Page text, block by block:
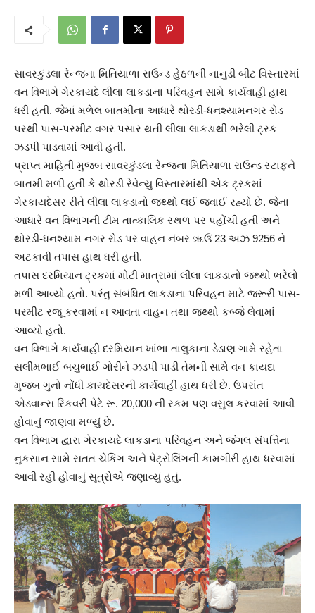
સાવરકુંડલા રેન્જના મિતિયાળા રાઉન્ડ હેઠળની નાનુડી બીટ વિસ્તારમાં
વન વિભાગે ગેરકાયદે લીલા લાકડાના પરિવહન સામે કાર્યવાહી હાથ
ધરી હતી. જેમાં મળેલ બાતમીના આધારે થોરડી-ધનશ્યામનગર રોડ
પરથી પાસ-પરમીટ વગર પસાર થતી લીલા લાકડાથી ભરેલી ટ્રક
ઝડપી પાડવામાં આવી હતી.
પ્રાપ્ત માહિતી મુજબ સાવરકુંડલા રેન્જના મિતિયાળા રાઉન્ડ સ્ટાફને
બાતમી મળી હતી કે થોરડી રેવેન્યુ વિસ્તારમાંથી એક ટ્રકમાં
ગેરકાયદેસર રીતે લીલા લાકડાનો જથ્થો લઈ જવાઈ રહ્યો છે. જેના
આધારે વન વિભાગની ટીમ તાત્કાલિક સ્થળ પર પહોંચી હતી અને
થોરડી-ધનશ્યામ નગર રોડ પર વાહન નંબર ૠઉં 23 અઝ 9256 ને
અટકાવી તપાસ હાથ ધરી હતી.
તપાસ દરમિયાન ટ્રકમાં મોટી માત્રામાં લીલા લાકડાનો જથ્થો ભરેલો
મળી આવ્યો હતો. પરંતુ સંબંધિત લાકડાના પરિવહન માટે જરૂરી પાસ-
પરમીટ રજૂ કરવામાં ન આવતા વાહન તથા જથ્થો કબ્જે લેવામાં
આવ્યો હતો.
વન વિભાગે કાર્યવાહી દરમિયાન ખાંભા તાલુકાના ડેડાણ ગામે રહેતા
સલીમભાઈ બચુભાઈ ગોરીને ઝડપી પાડી તેમની સામે વન કાયદા
મુજબ ગુનો નોંધી કાયદેસરની કાર્યવાહી હાથ ધરી છે. ઉપરાંત
એડવાન્સ રિકવરી પેટે રૂ. 20,000 ની રકમ પણ વસુલ કરવામાં આવી
હોવાનું જાણવા મળ્યું છે.
વન વિભાગ દ્વારા ગેરકાયદે લાકડાના પરિવહન અને જંગલ સંપત્તિના
નુકસાન સામે સતત ચેકિંગ અને પેટ્રોલિંગની કામગીરી હાથ ધરવામાં
આવી રહી હોવાનું સૂત્રોએ જણાવ્યું હતું.